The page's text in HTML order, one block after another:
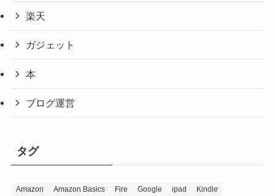
楽天
ガジェット
本
ブログ運営
タグ
Amazon Amazon Basics Fire Google ipad
Kindle